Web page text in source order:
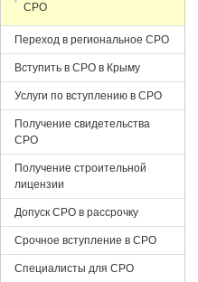
СРО
Переход в региональное СРО
Вступить в СРО в Крыму
Услуги по вступлению в СРО
Получение свидетельства
СРО
Получение строительной
лицензии
Допуск СРО в рассрочку
Срочное вступление в СРО
Специалисты для СРО